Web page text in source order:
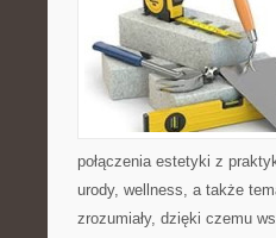
połączenia estetyki z
urody, wellness, a także
zrozumiały, dzięki czemu